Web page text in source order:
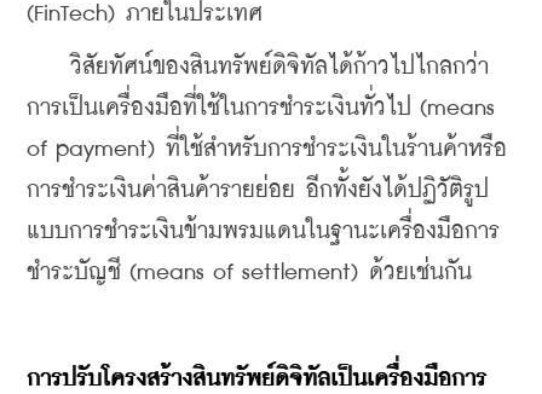
(FinTech) ภายในประเทศ
วิสัยทัศน์ของสินทรัพย์ดิจิทัลได้ก้าวไปไกลกว่า
การเป็นเครื่องมือที่ใช้ในการชำระเงินทั่วไป (means
of payment) ที่ใช้สำหรับการชำระเงินในร้านค้าหรือ
การชำระเงินค่าสินค้ารายย่อย อีกทั้งยังได้ปฏิวัติรูป
แบบการชำระเงินข้ามพรมแดนในฐานะเครื่องมือการ
ชำระบัญชี (means of settlement) ด้วยเช่นกัน
การปรับโครงสร้างสินทรัพย์ดิจิทัลเป็นเครื่องมือการ